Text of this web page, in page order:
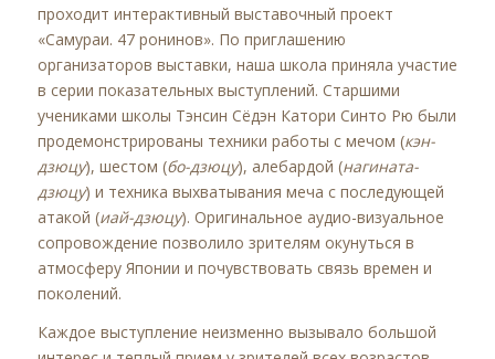
проходит интерактивный выставочный проект
«Самураи. 47 ронинов». По приглашению
организаторов выставки, наша школа приняла участие
в серии показательных выступлений. Старшими
учениками школы Тэнсин Сёдэн Катори Синто Рю были
продемонстрированы техники работы с мечом (кэн-
дзюцу), шестом (бо-дзюцу), алебардой (нагината-
дзюцу) и техника выхватывания меча с последующей
атакой (иай-дзюцу). Оригинальное аудио-визуальное
сопровождение позволило зрителям окунуться в
атмосферу Японии и почувствовать связь времен и
поколений.
Каждое выступление неизменно вызывало большой